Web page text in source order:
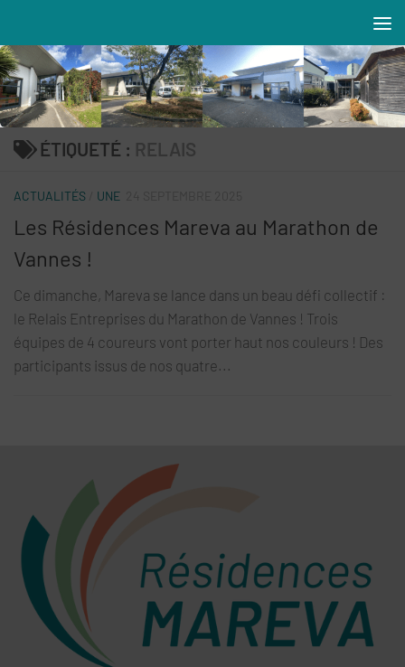
Résidences MAREVA
ÉTIQUETÉ : RELAIS
ACTUALITÉS UNE
Les Résidences Mareva au Marathon de
Vannes !
Ce dimanche, Mareva se lance dans un beau défi collectif :
le Relais Entreprises du Marathon de Vannes ! Trois
équipes de 4 coureurs vont porter haut nos couleurs ! Des
participants issus de nos quatre...